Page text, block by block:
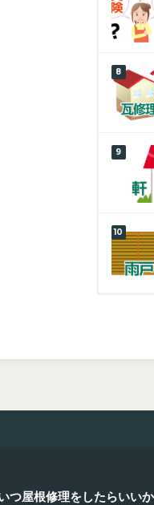
つ屋根修理をしたらいい